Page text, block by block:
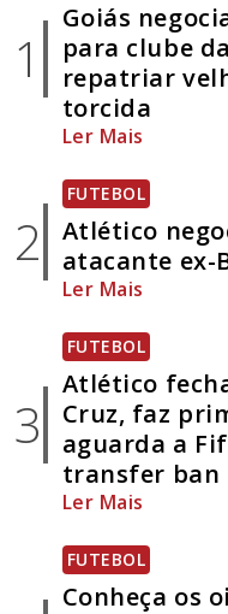
1
Goiás
para clube
repatriar
torcida
Ler Mais
2
FUTEBOL
Atlético
atacante ex-
Ler Mais
3
FUTEBOL
Atlético
Cruz, faz
aguarda a
transfer ban
Ler Mais
FUTEBOL
Conheça os